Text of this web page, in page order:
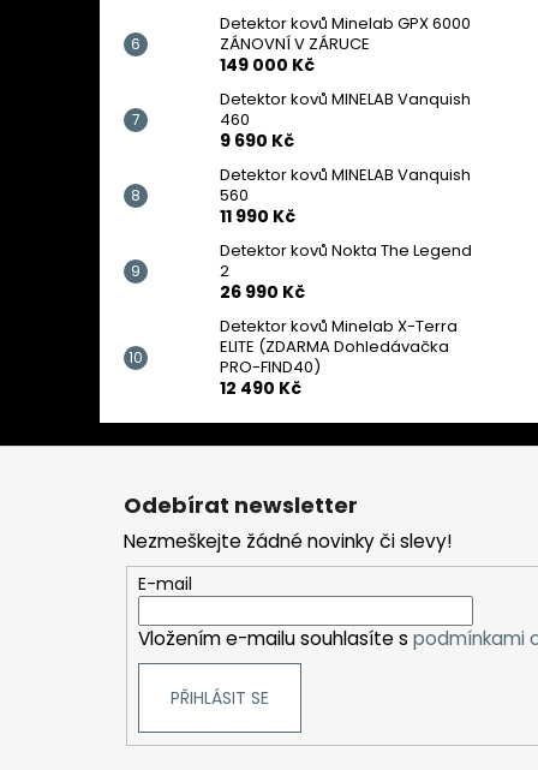
Detektor kovů Minelab GPX 6000
ZÁNOVNÍ V ZÁRUCE
149 000 Kč
Detektor kovů MINELAB Vanquish
460
9 690 Kč
Detektor kovů MINELAB Vanquish
560
11 990 Kč
Detektor kovů Nokta The Legend
2
26 990 Kč
Detektor kovů Minelab X-Terra
ELITE (ZDARMA Dohledávačka
PRO-FIND40)
12 490 Kč
Z
Odebírat newsletter
Nezmeškejte žádné novinky či slevy!
E-mail
Vložením e-mailu souhlasíte s podmínkami
PŘIHLÁSIT SE